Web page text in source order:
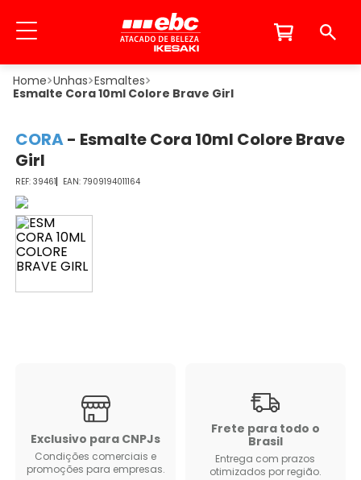
Unhas Esmaltes
Esmalte Cora 10ml Colore Brave Girl
CORA- Esmalte Cora 10ml Colore Brave
Girl
39461 7909194011164
Exclusivo para CNPJs
Condições comerciais e
promoções para empresas.
Frete para todo o
Brasil
Entrega com prazos
otimizados por região.